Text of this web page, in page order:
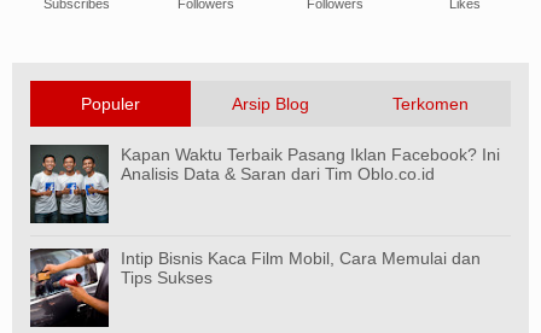
Subscribes Followers Followers Likes
Populer Arsip Blog Terkomen
Kapan Waktu Terbaik Pasang Iklan Facebook? Ini
Analisis Data & Saran dari Tim Oblo.co.id
Intip Bisnis Kaca Film Mobil, Cara Memulai dan
Tips Sukses